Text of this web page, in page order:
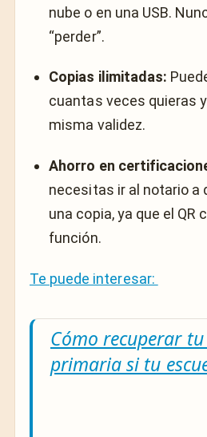
nube o en una USB.
“perder”.
Copias ilimitadas:
cuantas veces quieras
misma validez.
Ahorro en
necesitas ir al notario a
una copia, ya que el QR
función.
Te puede interesar:
Cómo recuperar
primaria si tu